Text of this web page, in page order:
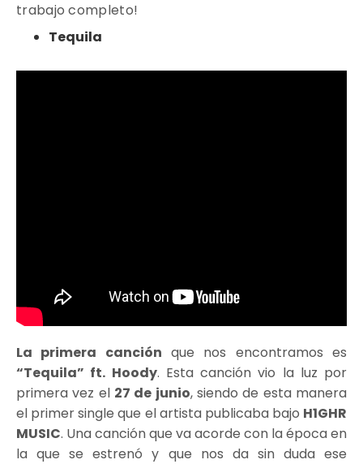
trabajo completo!
Tequila
La primera canción que nos encontramos es
“Tequila” ft. Hoody. Esta canción vio la luz por
primera vez el 27 de junio, siendo de esta manera
el primer single que el artista publicaba bajo H1GHR
MUSIC. Una canción que va acorde con la época en
la que se estrenó y que nos da sin duda ese